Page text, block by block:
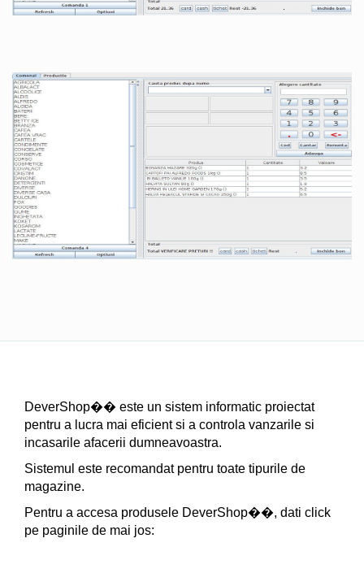
DeverShop�� este un sistem informatic proiectat
pentru a lucra mai eficient si a controla vanzarile si
incasarile afacerii dumneavoastra.
Sistemul este recomandat pentru toate tipurile de
magazine.
Pentru a accesa produsele DeverShop��, dati click
pe paginile de mai jos: